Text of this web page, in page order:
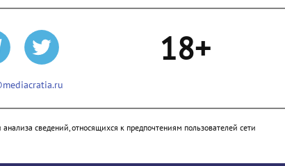
18+
сведений, относящихся к предпочтениям пользователей сети